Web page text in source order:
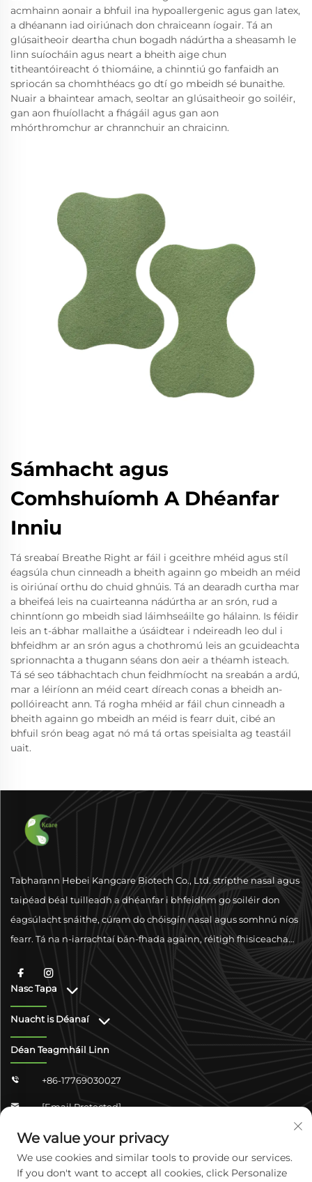
acmhainn aonair a bhfuil ina hypoallergenic agus gan latex,
a dhéanann iad oiriúnach don chraiceann íogair. Tá an
glúsaitheoir deartha chun bogadh nádúrtha a sheasamh le
linn suíocháin agus neart a bheith aige chun
titheantóireacht ó thiomáine, a chinntiú go fanfaidh an
spriocán sa chomhthéacs go dtí go mbeidh sé bunaithe.
Nuair a bhaintear amach, seoltar an glúsaitheoir go soiléir,
gan aon fhuíollacht a fhágáil agus gan aon
mhórthromchur ar chrannchuir an chraicinn.
Sámhacht agus
Comhshuíomh A Dhéanfar
Inniu
Tá sreabaí Breathe Right ar fáil i gceithre mhéid agus stíl
éagsúla chun cinneadh a bheith againn go mbeidh an méid
is oiriúnaí orthu do chuid ghnúis. Tá an dearadh curtha mar
a bheifeá leis na cuairteanna nádúrtha ar an srón, rud a
chinntíonn go mbeidh siad láimhseáilte go hálainn. Is féidir
leis an t-ábhar mallaithe a úsáidtear i ndeireadh leo dul i
bhfeidhm ar an srón agus a chothromú leis an gcuideachta
sprionnachta a thugann séans don aeir a théamh isteach.
Tá sé seo tábhachtach chun feidhmíocht na sreabán a ardú,
mar a léiríonn an méid ceart díreach conas a bheidh an-
pollóireacht ann. Tá rogha mhéid ar fáil chun cinneadh a
bheith againn go mbeidh an méid is fearr duit, cibé an
bhfuil srón beag agat nó má tá ortas speisialta ag teastáil
uait.
Tabharann Hebei Kangcare Biotech Co., Ltd. strípthe nasal agus
taipéad béal tuilleadh a dhéanfar i bhfeidhm go soiléir don
éagsúlacht snáithe, cúram do chóisgín nasal agus somhnú níos
fearr. Tá na n-iarrachtaí bán-fhada againn, réitigh fhisiceacha
agus tacaíocht chomhlíonadh domhanda.
Nasc Tapa
Nuacht is Déanaí
Déan Teagmháil Linn
 +86-17769030027
 [email Protected]

Zhongshan Shangjun 4-304, District Yuhua, Cathair
Shijiazhuang, Cúige Hebei, An TSín
We value your privacy
We use cookies and similar tools to provide our services.
If you don't want to accept all cookies, click Personalize